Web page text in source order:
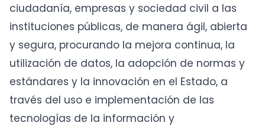
ciudadanía, empresas y sociedad civil a las
instituciones públicas, de manera ágil, abierta
y segura, procurando la mejora continua, la
utilización de datos, la adopción de normas y
estándares y la innovación en el Estado, a
través del uso e implementación de las
tecnologías de la información y